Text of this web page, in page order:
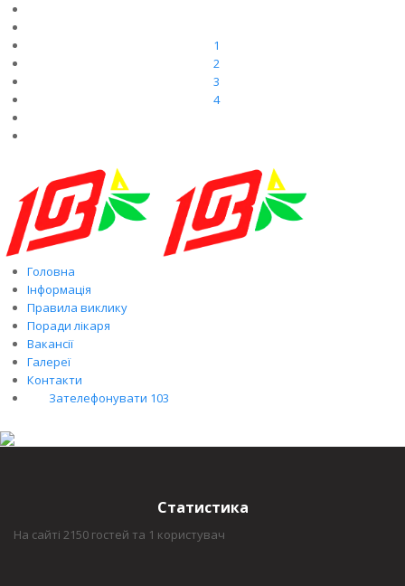
1
2
3
4
Головна
Інформація
Правила виклику
Поради лікаря
Вакансії
Галереї
Контакти
Зателефонувати 103
Статистика
На сайті 2150 гостей та 1 користувач